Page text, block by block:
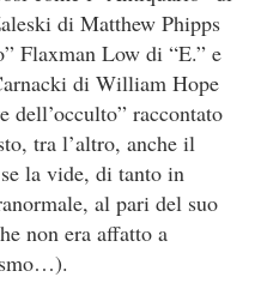
di Matthew Phipps
Flaxman Low di “E.” e
di William Hope
dell’occulto” raccontato
tra l’altro, anche il
la vide, di tanto in
al pari del suo
non era affatto a